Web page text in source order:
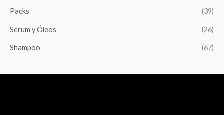
Packs (39)
Serum y Óleos (26)
Shampoo (67)